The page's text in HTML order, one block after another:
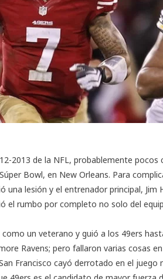
2013 de la NFL, probablemente pocos
Bowl, en New Orleans. Para
una lesión y el entrenador principal,
el rumbo por completo no solo del
un veterano y guió a los 49ers
Ravens; pero fallaron varias cosas
Francisco cayó derrotado en el